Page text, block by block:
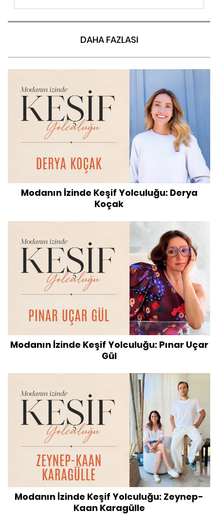
DAHA FAZLASI
Modanın İzinde Keşif Yolculuğu: Derya
Koçak
Modanın İzinde Keşif Yolculuğu: Pınar Uçar
Gül
Modanın İzinde Keşif Yolculuğu: Zeynep-
Kaan Karagülle